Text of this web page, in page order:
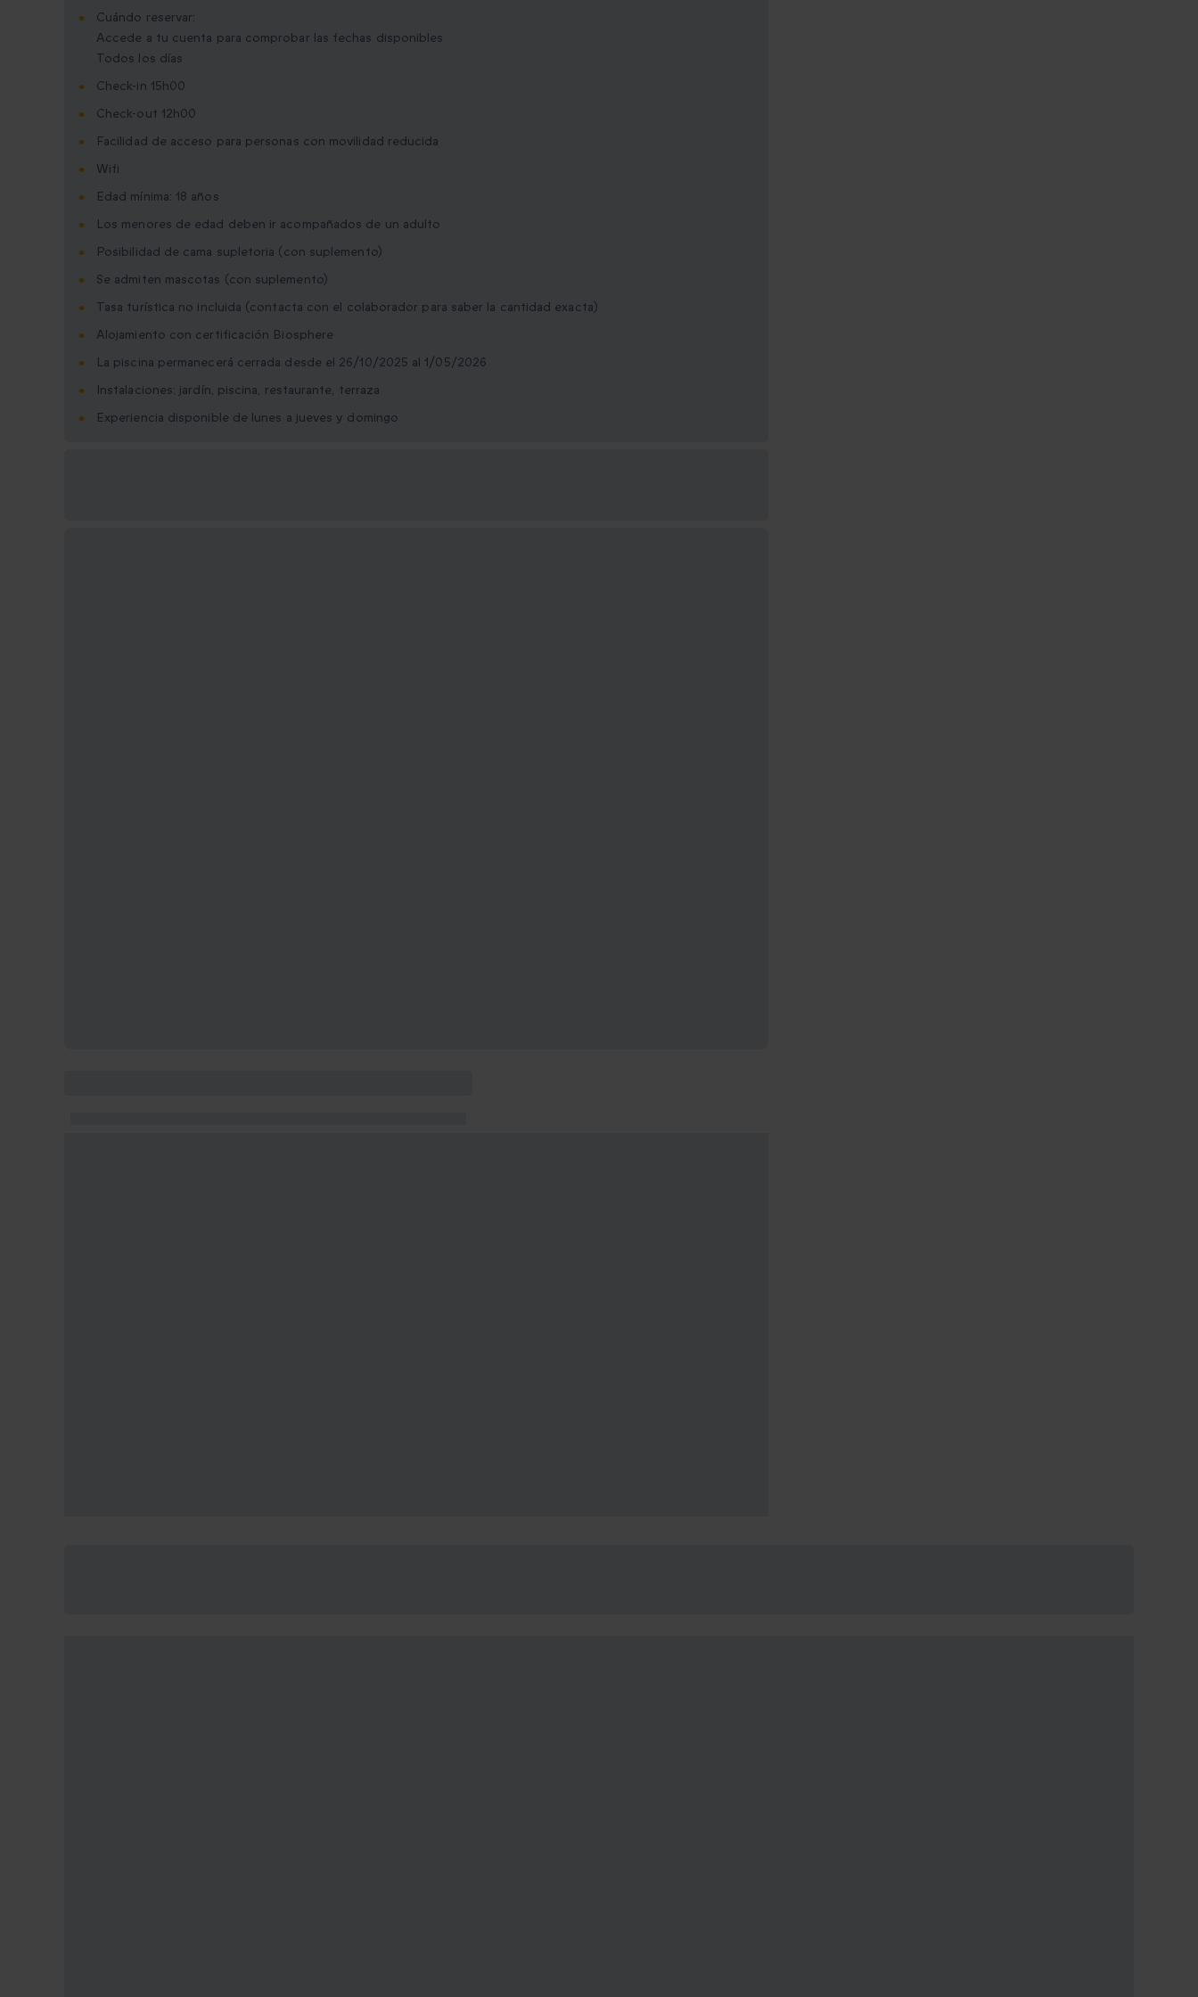
Cuándo reservar:
Accede a tu cuenta para comprobar las fechas disponibles
Todos los días
Check-in 15h00
Check-out 12h00
Facilidad de acceso para personas con movilidad reducida
Wifi
Edad mínima: 18 años
Los menores de edad deben ir acompañados de un adulto
Posibilidad de cama supletoria (con suplemento)
Se admiten mascotas (con suplemento)
Tasa turística no incluida (contacta con el colaborador para saber la cantidad exacta)
Alojamiento con certificación Biosphere
La piscina permanecerá cerrada desde el 26/10/2025 al 1/05/2026
Instalaciones: jardín, piscina, restaurante, terraza
Experiencia disponible de lunes a jueves y domingo